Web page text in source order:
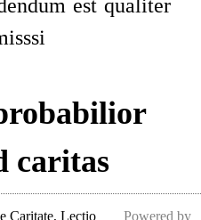
est qualiter
caritas
ex
Caritate, Lectio Powered by